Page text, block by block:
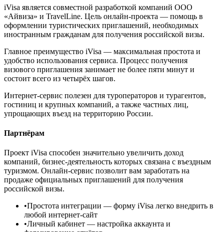
iVisa является совместной разработкой компаний ООО
«Айвиза» и TravelLine. Цель онлайн-проекта — помощь в
оформлении туристических приглашений, необходимых
иностранным гражданам для получения российской визы.
Главное преимущество iVisa — максимальная простота и
удобство использования сервиса. Процесс получения
визового приглашения занимает не более пяти минут и
состоит всего из четырёх шагов.
Интернет-сервис полезен для туроператоров и турагентов,
гостиниц и крупных компаний, а также частных лиц,
упрощающих въезд на территорию России.
Партнёрам
Проект iVisa способен значительно увеличить доход
компаний, бизнес-деятельность которых связана с въездным
туризмом. Онлайн-сервис позволит вам заработать на
продаже официальных приглашений для получения
российской визы.
•Простота интеграции — форму iVisa легко внедрить в
любой интернет-сайт
•Личный кабинет — настройка аккаунта и